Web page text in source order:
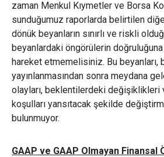
zaman Menkul Kıymetler ve Borsa
sunduğumuz raporlarda belirtilen
dönük beyanların sınırlı ve riskli
beyanlardaki öngörülerin doğruluğuna
hareket etmemelisiniz. Bu beyanları,
yayınlanmasından sonra meydana
olayları, beklentilerdeki değişiklikleri
koşulları yansıtacak şekilde
bulunmuyor.
GAAP ve GAAP Olmayan Finansal